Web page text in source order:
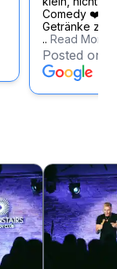
Comedy ❤️
Getränke
.. Read More
Posted on